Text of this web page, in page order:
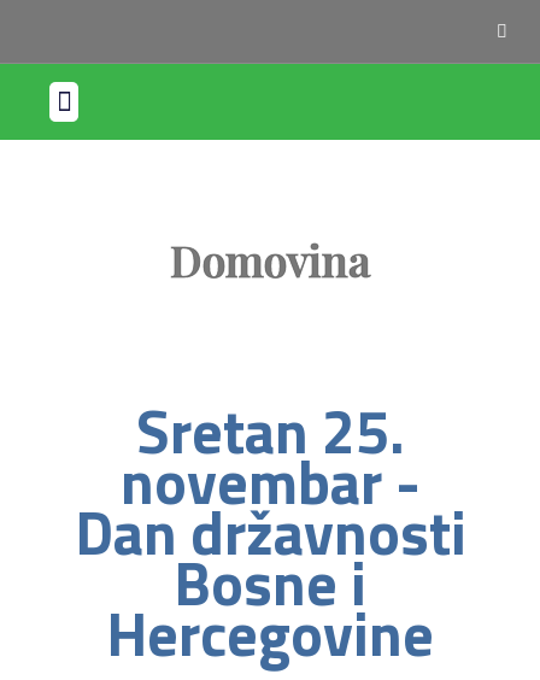
Domovina
Sretan 25.
novembar -
Dan državnosti
Bosne i
Hercegovine